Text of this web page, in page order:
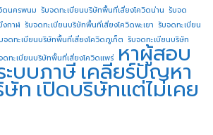
ดนครพนม รับจดทะเบียนบริษัทพื้นที่เสี่ยงโควิดน่าน รับจด
งกาฬ รับจดทะเบียนบริษัทพื้นที่เสี่ยงโควิดพะเยา รับจดทะเบียน
จดทะเบียนบริษัทพื้นที่เสี่ยงโควิดภูเก็ต รับจดทะเบียนบริษัท
ดทะเบียนบริษัทพื้นที่เสี่ยงโควิดแพร่ หาผู้สอบ
ะบบภาษี เคลียร์ปัญหา
ษัทเปิดบริษัทแต่ไม่เคย